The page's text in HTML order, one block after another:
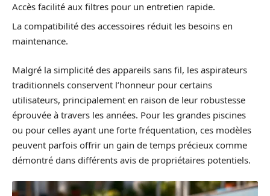
Accès facilité aux filtres pour un entretien rapide.
La compatibilité des accessoires réduit les besoins en
maintenance.
Malgré la simplicité des appareils sans fil, les aspirateurs
traditionnels conservent l’honneur pour certains
utilisateurs, principalement en raison de leur robustesse
éprouvée à travers les années. Pour les grandes piscines
ou pour celles ayant une forte fréquentation, ces modèles
peuvent parfois offrir un gain de temps précieux comme
démontré dans différents avis de propriétaires potentiels.